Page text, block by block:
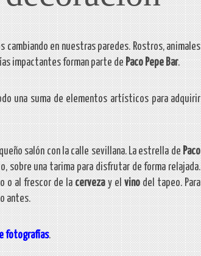
en nuestras paredes. Rostros, animales
impactantes forman parte de Paco Pepe Bar.
una suma de elementos artísticos para adquirir
salón con la calle sevillana. La estrella de Paco
sobre una tarima para disfrutar de forma relajada.
o al frescor de la cervezay el vinodel tapeo. Para
antes.
fotografías.